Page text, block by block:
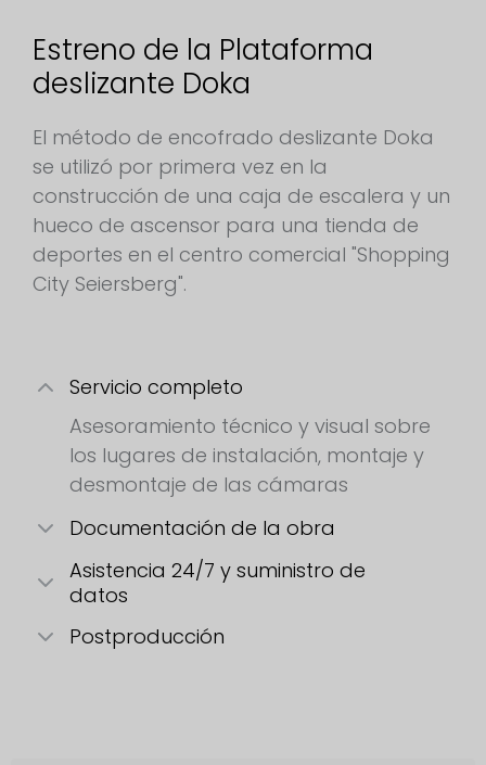
Estreno de la Plataforma
deslizante Doka
El método de encofrado deslizante Doka
se utilizó por primera vez en la
construcción de una caja de escalera y un
hueco de ascensor para una tienda de
deportes en el centro comercial "Shopping
City Seiersberg".
Servicio completo
Asesoramiento técnico y visual sobre
los lugares de instalación, montaje y
desmontaje de las cámaras
Documentación de la obra
Asistencia 24/7 y suministro de
datos
Postproducción